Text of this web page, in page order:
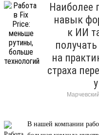
Наиболее
навык
к ИИ
на
страха
В нашей компании